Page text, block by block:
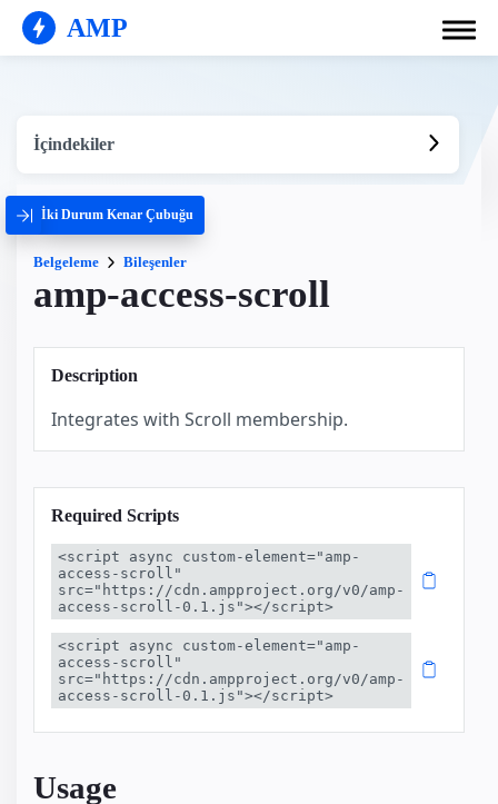
AMP
İçindekiler
İki Durum Kenar Çubuğu
Belgeleme Bileşenler
amp-access-scroll
Description
Integrates with Scroll membership.
Required Scripts
<script async custom-element="amp-
access-scroll"
src="https://cdn.ampproject.org/v0/amp-
access-scroll-0.1.js"></script>
<script async custom-element="amp-
access-scroll"
src="https://cdn.ampproject.org/v0/amp-
access-scroll-0.1.js"></script>
Usage